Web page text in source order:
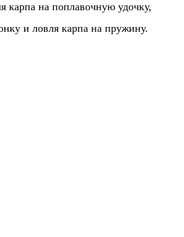
карпа на поплавочную удочку,
и ловля карпа на пружину.